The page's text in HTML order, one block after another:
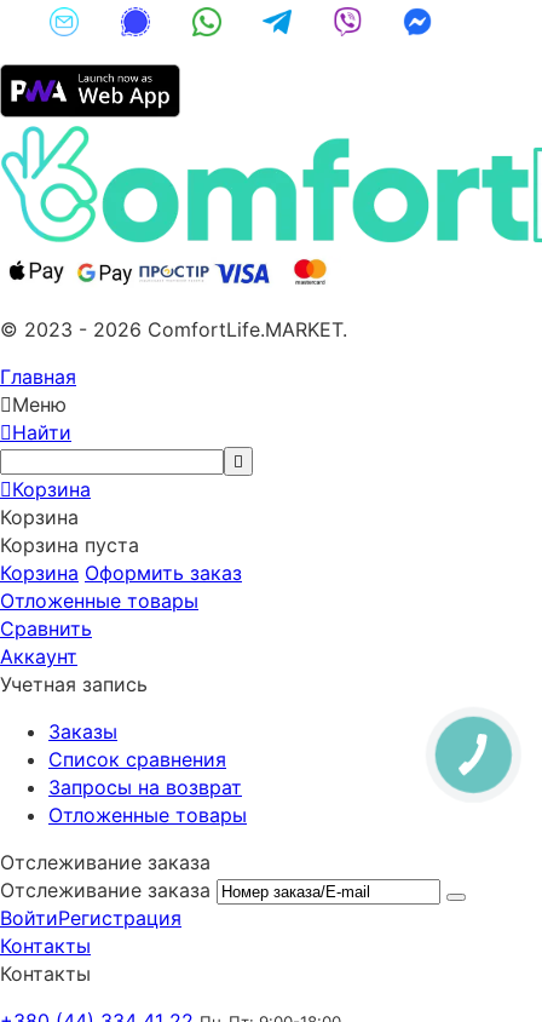
© 2023 - 2026 ComfortLife.MARKET.
Главная
Меню
Найти
Корзина
Корзина
Корзина пуста
Корзина Оформить заказ
Отложенные товары
Сравнить
Аккаунт
Учетная запись
Заказы
Список сравнения
Запросы на возврат
Отложенные товары
Отслеживание заказа
Отслеживание заказа
ВойтиРегистрация
Контакты
Контакты